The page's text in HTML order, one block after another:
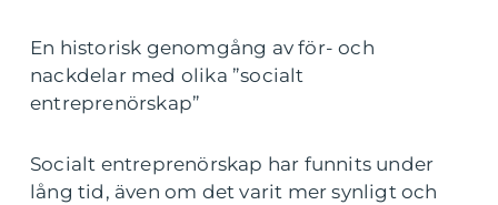
En historisk genomgång av för- och
nackdelar med olika ”socialt
entreprenörskap”
Socialt entreprenörskap har funnits under
lång tid, även om det varit mer synligt och